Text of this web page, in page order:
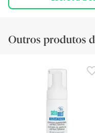
Outros produtos